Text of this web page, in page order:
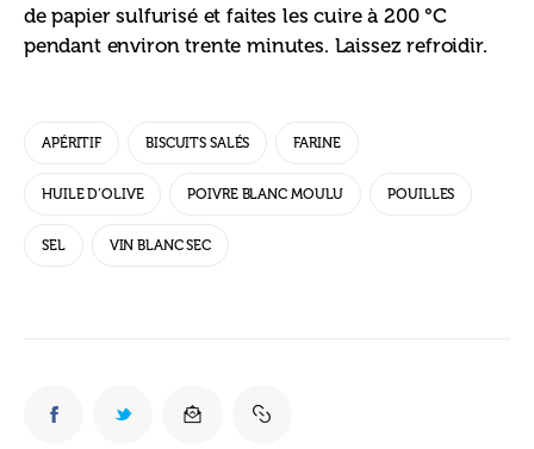
de papier sulfurisé et faites les cuire à 200 °C
pendant environ trente minutes. Laissez refroidir.
APÉRITIF BISCUITS SALÉS FARINE
HUILE D’OLIVE POIVRE BLANC MOULU POUILLES
SEL VIN BLANC SEC